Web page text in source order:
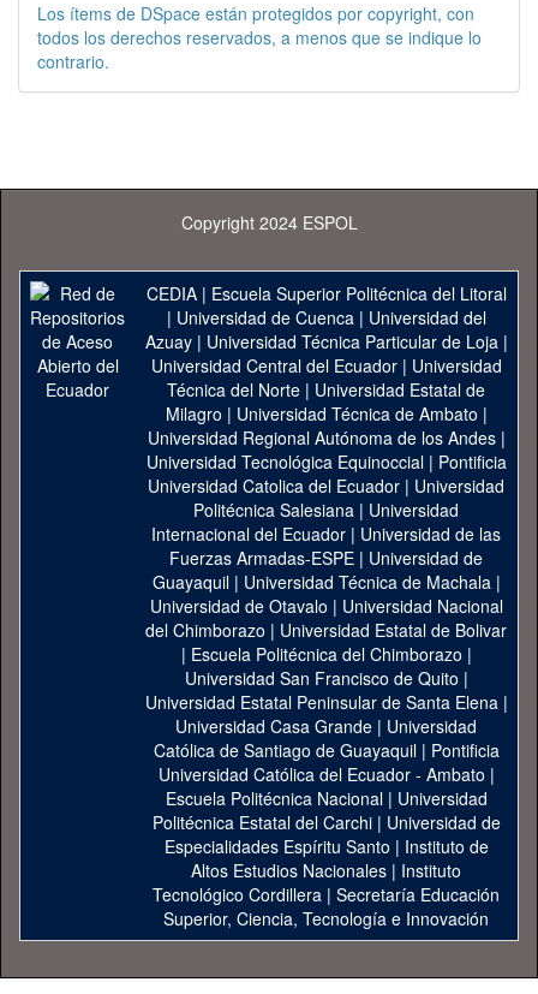
Los ítems de DSpace están protegidos por copyright, con
todos los derechos reservados, a menos que se indique lo
contrario.
Copyright 2024 ESPOL
CEDIA| Escuela Superior Politécnica del Litoral
| Universidad de Cuenca| Universidad del
Azuay| Universidad Técnica Particular de Loja|
Universidad Central del Ecuador| Universidad
Técnica del Norte | Universidad Estatal de
Milagro | Universidad Técnica de Ambato |
Universidad Regional Autónoma de los Andes|
Universidad Tecnológica Equinoccial| Pontificia
Universidad Catolica del Ecuador | Universidad
Politécnica Salesiana | Universidad
Internacional del Ecuador | Universidad de las
Fuerzas Armadas-ESPE | Universidad de
Guayaquil| Universidad Técnica de Machala|
Universidad de Otavalo | Universidad Nacional
del Chimborazo | Universidad Estatal de Bolivar
| Escuela Politécnica del Chimborazo |
Universidad San Francisco de Quito |
Universidad Estatal Peninsular de Santa Elena|
Universidad Casa Grande | Universidad
Católica de Santiago de Guayaquil| Pontificia
Universidad Católica del Ecuador - Ambato |
Escuela Politécnica Nacional| Universidad
Politécnica Estatal del Carchi| Universidad de
Especialidades Espíritu Santo | Instituto de
Altos Estudios Nacionales | Instituto
Tecnológico Cordillera | Secretaría Educación
Superior, Ciencia, Tecnología e Innovación